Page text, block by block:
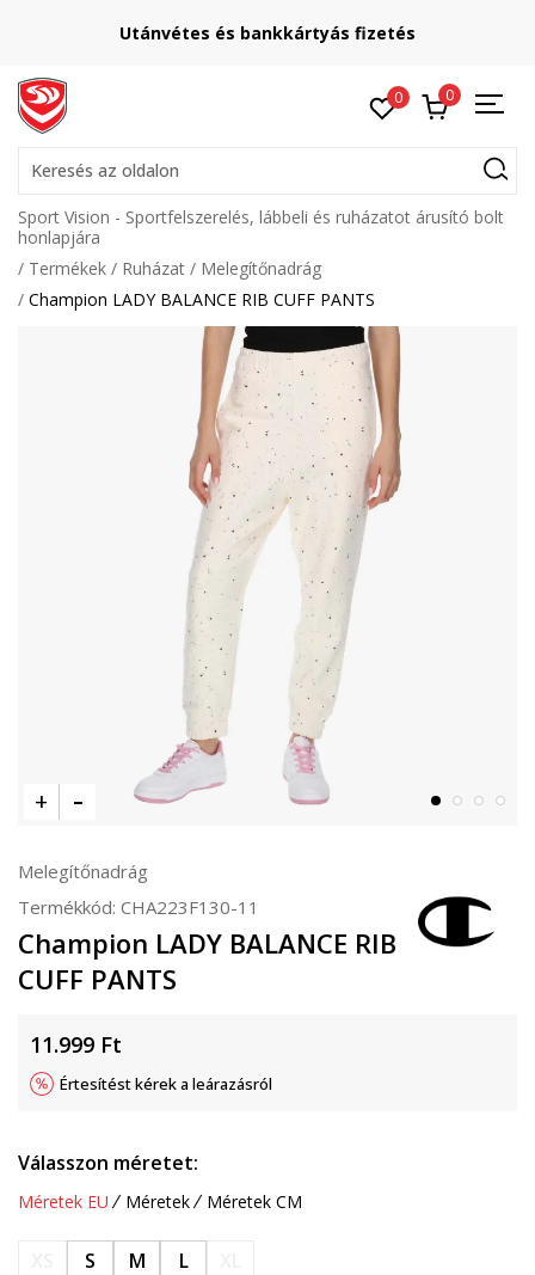
Utánvétes és bankkártyás fizetés
0 0
Keresés az oldalon
Sport Vision - Sportfelszerelés, lábbeli és ruházatot árusító bolt
honlapjára
Termékek
Ruházat
Melegítőnadrág
Champion LADY BALANCE RIB CUFF PANTS
Melegítőnadrág
Termékkód: CHA223F130-11
Champion LADY BALANCE RIB
CUFF PANTS
11.999 Ft
Értesítést kérek a leárazásról
Válasszon méretet:
Méretek EU Méretek Méretek CM
S M L